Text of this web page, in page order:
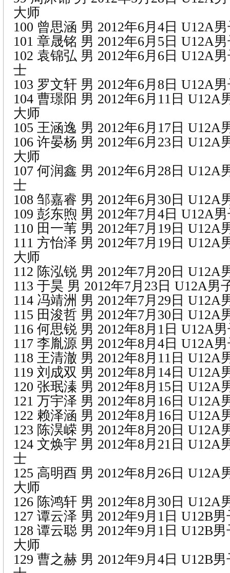
大师
100 曾思涵 男 2012年6月4日 U12A
101 章晟铭 男 2012年6月5日 U12A
102 袁锦弘 男 2012年6月6日 U12A
士
103 罗文轩 男 2012年6月8日 U12A
104 曹璟阳 男 2012年6月11日 U12A
大师
105 王涵逸 男 2012年6月17日 U12A
106 许晏杨 男 2012年6月23日 U12A
大师
107 何润鑫 男 2012年6月28日 U12A
士
108 邹嘉睿 男 2012年6月30日 U12A
109 彭东煦 男 2012年7月4日 U12A
110 田一苇 男 2012年7月19日 U12A
111 方怡泽 男 2012年7月19日 U12A
大师
112 陈泓锐 男 2012年7月20日 U12A
113 于昊 男 2012年7月23日 U12A男
114 冯靖洲 男 2012年7月29日 U12A
115 田浚哲 男 2012年7月30日 U12A
116 何思锐 男 2012年8月1日 U12A
117 李胤源 男 2012年8月4日 U12A
118 王清澈 男 2012年8月11日 U12A
119 刘成双 男 2012年8月14日 U12A
120 张珉溱 男 2012年8月15日 U12A
121 万宇泽 男 2012年8月16日 U12A
122 赖泽涵 男 2012年8月16日 U12A
123 陈淏嵘 男 2012年8月20日 U12A
124 文焕宇 男 2012年8月21日 U12A
士
125 高明酉 男 2012年8月26日 U12A
大师
126 陈鸿轩 男 2012年8月30日 U12A
127 谭云泽 男 2012年9月1日 U12B
128 谭云聪 男 2012年9月1日 U12B
大师
129 曹之赫 男 2012年9月4日 U12B